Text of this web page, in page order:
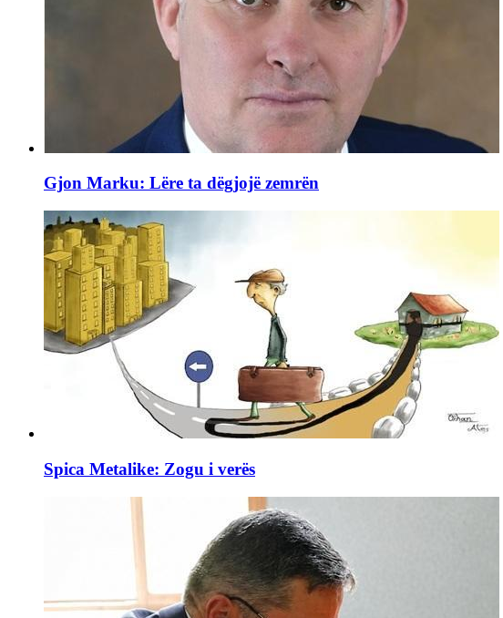
Gjon Marku: Lëre ta dëgjojë zemrën
Spica Metalike: Zogu i verës